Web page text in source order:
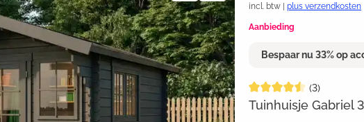
incl. btw | plus verzendkosten
Aanbieding
Bespaar nu 33% op
Gemiddelde waardering
(3)
Tuinhuisje Gabriel